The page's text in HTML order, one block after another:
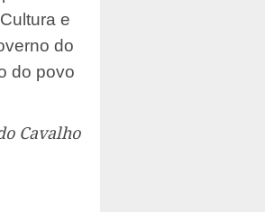
e
do
do povo
Cavalho